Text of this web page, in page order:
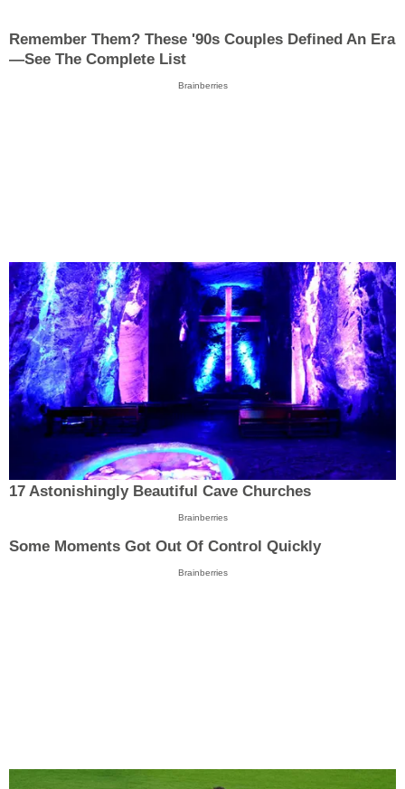
Remember Them? These '90s Couples Defined An Era
—See The Complete List
Brainberries
17 Astonishingly Beautiful Cave Churches
Brainberries
Some Moments Got Out Of Control Quickly
Brainberries